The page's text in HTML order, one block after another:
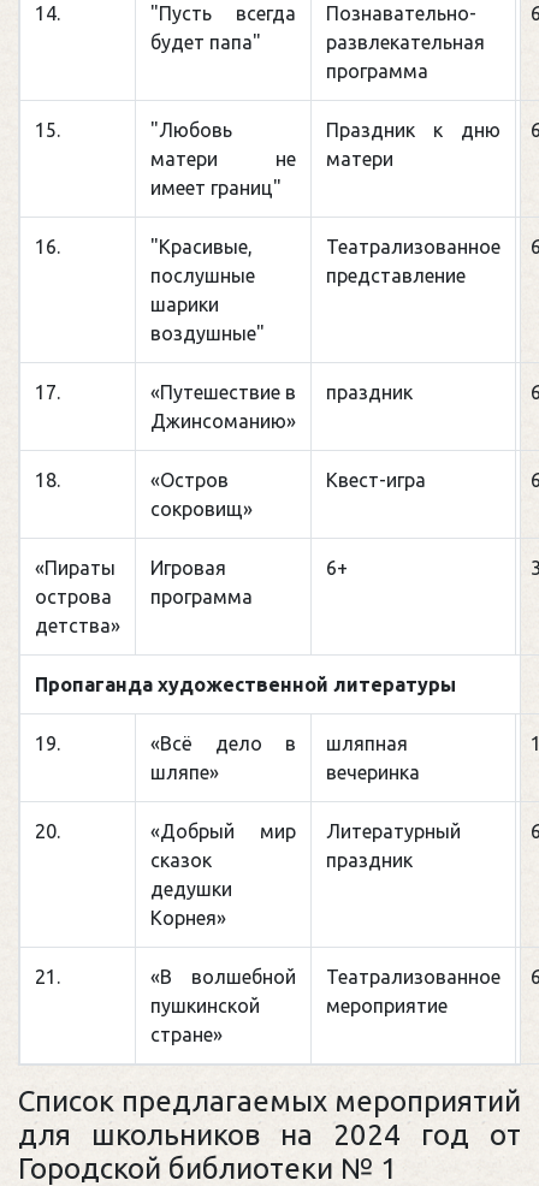
14.
"Пусть всегда
будет папа"
Познавательно-
развлекательная
программа
15.
"Любовь
матери не
имеет границ"
Праздник к дню
матери
16.
"Красивые,
послушные
шарики
воздушные"
Театрализованное
представление
17.
«Путешествие в
Джинсоманию»
праздник
18.
«Остров
сокровищ»
Квест-игра
«Пираты
острова
детства»
Игровая
программа
6+
Пропаганда художественной литературы
19.
«Всё дело в
шляпе»
шляпная
вечеринка
20.
«Добрый мир
сказок
дедушки
Корнея»
Литературный
праздник
21.
«В волшебной
пушкинской
стране»
Театрализованное
мероприятие
Список предлагаемых мероприятий
для школьников на 2024 год от
Городской библиотеки № 1